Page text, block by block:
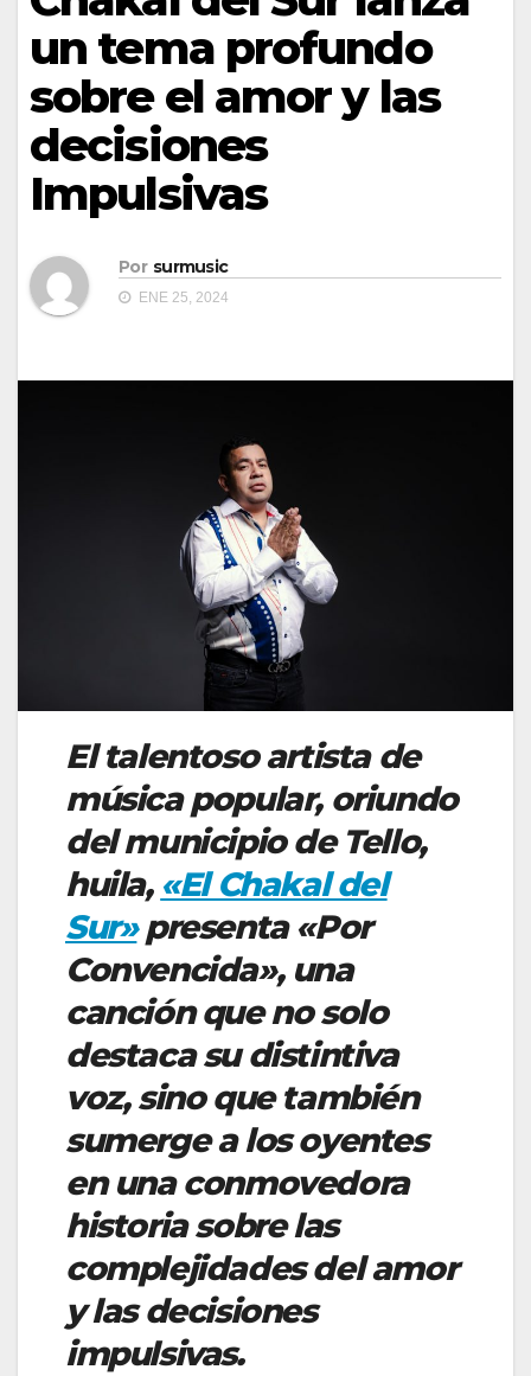
un tema profundo
sobre el amor y las
decisiones
Impulsivas
Por surmusic
ENE 25, 2024
El talentoso artista de
música popular, oriundo
del municipio de Tello,
huila, «El Chakal del
Sur»presenta «Por
Convencida», una
canción que no solo
destaca su distintiva
voz, sino que también
sumerge a los oyentes
en una conmovedora
historia sobre las
complejidades del amor
y las decisiones
impulsivas.